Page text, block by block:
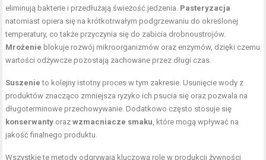
eliminują bakterie i przedłużają świeżość jedzenia. Pasteryzacja
natomiast opiera się na krótkotrwałym podgrzewaniu do określonej
temperatury, co także przyczynia się do zabicia drobnoustrojów.
Mrożenie blokuje rozwój mikroorganizmów oraz enzymów, dzięki czemu
wartości odżywcze pozostają zachowane przez długi czas.
Suszenie to kolejny istotny proces w tym zakresie. Usunięcie wody z
produktów znacząco zmniejsza ryzyko ich psucia się oraz pozwala na
długoterminowe przechowywanie. Dodatkowo często stosuje się
konserwanty orazwzmacniacze smaku , które mogą wpływać na
jakość finalnego produktu.
Wszystkie te metody odgrywają kluczową rolę w produkcji żywności